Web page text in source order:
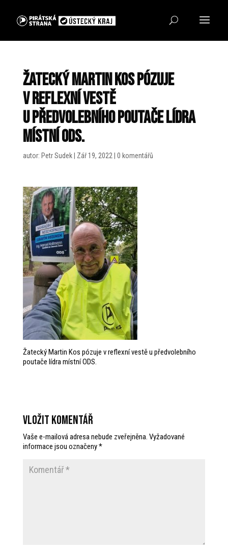
Žatecký Martin Kos pózuje
v reflexní vestě
u předvolebního poutače lídra
místní ODS.
autor: Petr Sudek| Zář 19, 2022 0 komentářů
Žatecký Martin Kos pózuje v reflexní vestě u předvolebního
poutače lídra místní ODS.
Vložit komentář
Vaše e-mailová adresa nebude zveřejněna. Vyžadované
informace jsou označeny*